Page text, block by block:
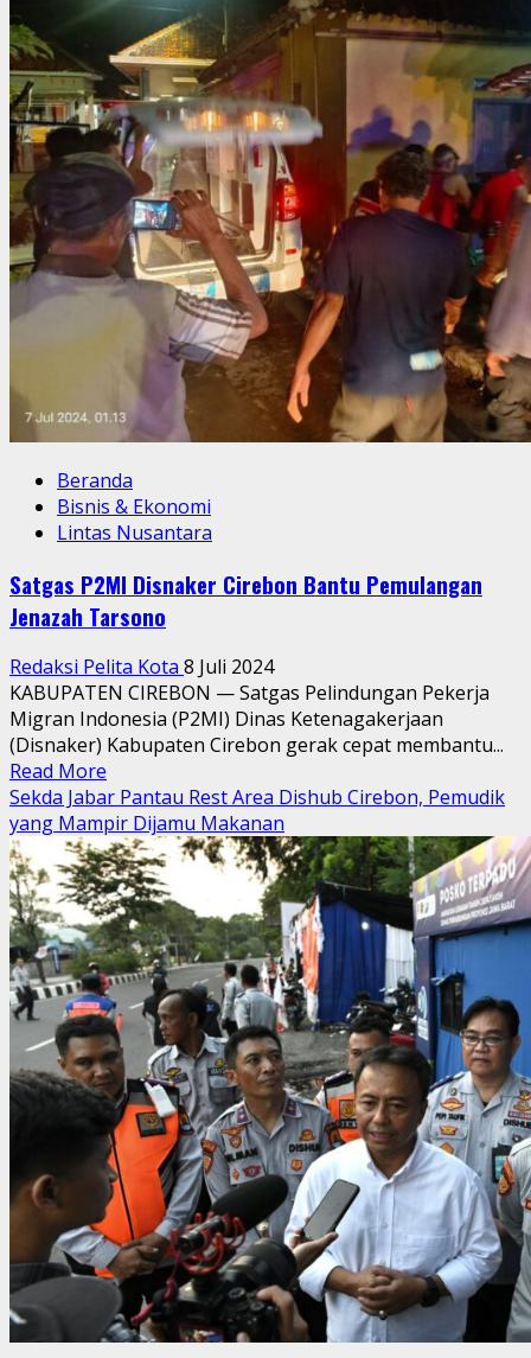
Beranda
Bisnis & Ekonomi
Lintas Nusantara
Satgas P2MI Disnaker Cirebon Bantu Pemulangan
Jenazah Tarsono
Redaksi Pelita Kota 8 Juli 2024
KABUPATEN CIREBON — Satgas Pelindungan Pekerja
Migran Indonesia (P2MI) Dinas Ketenagakerjaan
(Disnaker) Kabupaten Cirebon gerak cepat membantu...
Read More
more
about
Satgas
P2MI
Disnaker
Cirebon
Bantu
Pemulangan
Jenazah
Tarsono
Sekda Jabar Pantau Rest Area Dishub Cirebon, Pemudik
yang Mampir Dijamu Makanan